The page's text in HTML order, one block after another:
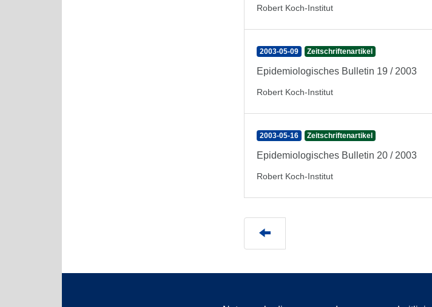
Robert Koch-Institut
2003-05-09 Zeitschriftenartikel
Epidemiologisches Bulletin 19 / 2003
Robert Koch-Institut
2003-05-16 Zeitschriftenartikel
Epidemiologisches Bulletin 20 / 2003
Robert Koch-Institut